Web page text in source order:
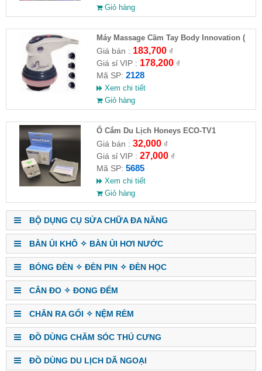
Giỏ hàng
Máy Massage Cầm Tay Body Innovation (
HĐ )
Giá bán : 183,700₫
Giá sỉ VIP : 178,200₫
Mã SP: 2128
Xem chi tiết
Giỏ hàng
Ổ Cắm Du Lịch Honeys ECO-TV1
Giá bán : 32,000₫
Giá sỉ VIP : 27,000₫
Mã SP: 5685
Xem chi tiết
Giỏ hàng
BỘ DỤNG CỤ SỬA CHỮA ĐA NĂNG
BÀN ỦI KHÔ ✧ BÀN ỦI HƠI NƯỚC
BÓNG ĐÈN ✧ ĐÈN PIN ✧ ĐÈN HỌC
CÂN ĐO ✧ ĐONG ĐẾM
CHĂN RA GỐI ✧ NỆM RÈM
ĐỒ DÙNG CHĂM SÓC THÚ CƯNG
ĐỒ DÙNG DU LỊCH DÃ NGOẠI